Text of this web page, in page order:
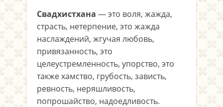
Свадхистхана — это воля, жажда,
страсть, нетерпение, это жажда
наслаждений, жгучая любовь,
привязанность, это
целеустремленность, упорство, это
также хамство, грубость, зависть,
ревность, неряшливость,
попрошайство, надоедливость.